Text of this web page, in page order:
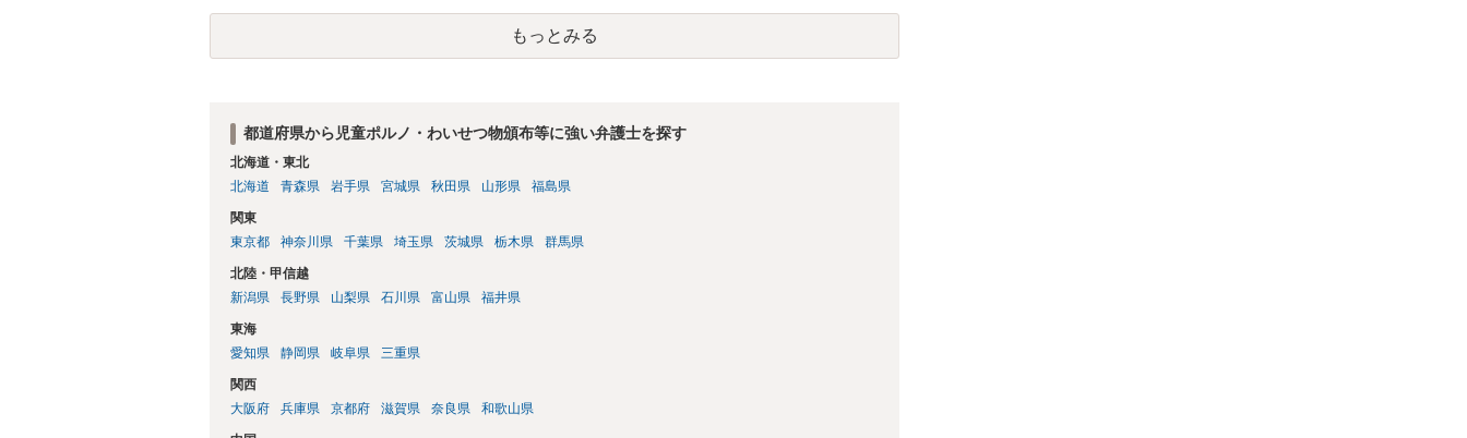
もっとみる
都道府県から児童ポルノ・わいせつ物頒布等に強い弁護士を探す
北海道・東北
北海道
青森県 岩手県 宮城県 秋田県 山形県 福島県
関東
東京都
神奈川県 千葉県 埼玉県 茨城県 栃木県 群馬県
北陸・甲信越
新潟県
長野県 山梨県 石川県 富山県 福井県
東海
愛知県
静岡県 岐阜県 三重県
関西
大阪府
兵庫県 京都府 滋賀県 奈良県 和歌山県